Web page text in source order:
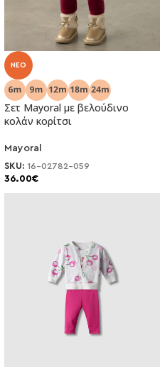
NEO
Σετ Mayoral με βελούδινο
κολάν κορίτσι
Mayoral
SKU: 16-02782-059
36.00€